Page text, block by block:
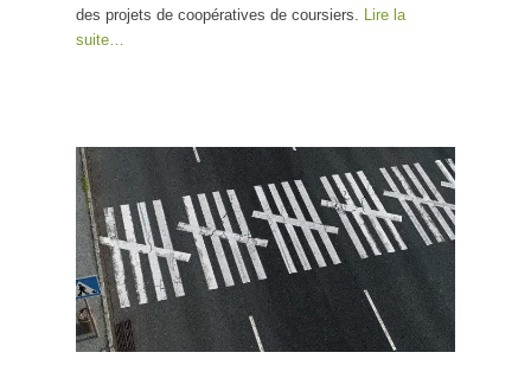
des projets de coopératives de coursiers.
Lire la
suite…